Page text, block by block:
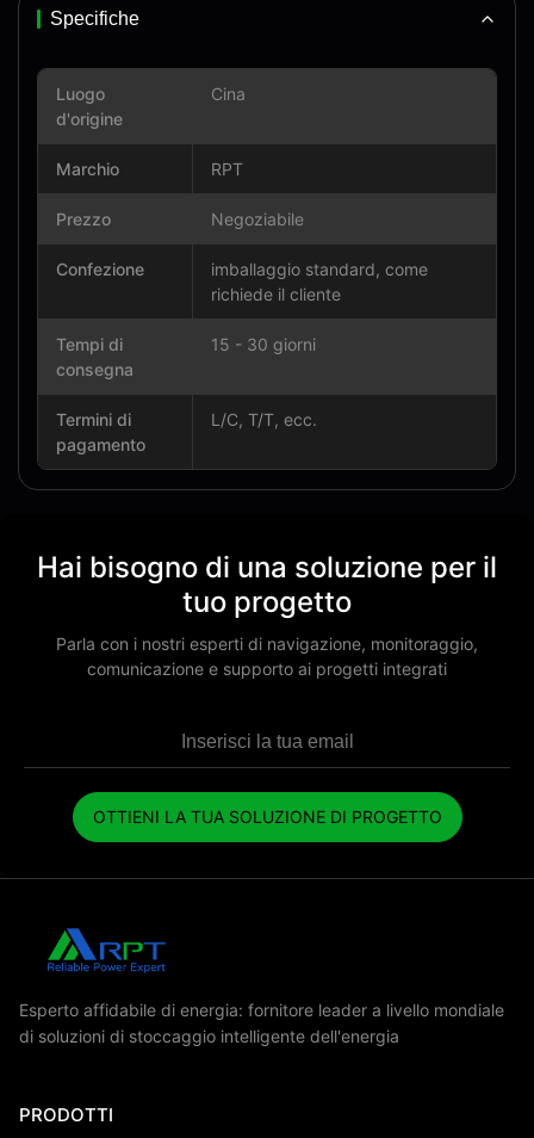
Specifiche
Luogo
d'origine
Cina
Marchio RPT
Prezzo Negoziabile
Confezione
imballaggio standard, come
richiede il cliente
Tempi di
consegna
15 - 30 giorni
Termini di
pagamento
L/C, T/T, ecc.
Hai bisogno di una soluzione per il
tuo progetto
Parla con i nostri esperti di navigazione, monitoraggio,
comunicazione e supporto ai progetti integrati
OTTIENI LA ​​TUA SOLUZIONE DI PROGETTO
Esperto affidabile di energia: fornitore leader a livello mondiale
di soluzioni di stoccaggio intelligente dell'energia
PRODOTTI